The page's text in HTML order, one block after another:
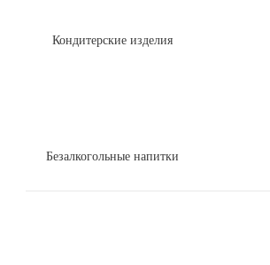
Кондитерские изделия
Безалкогольные напитки